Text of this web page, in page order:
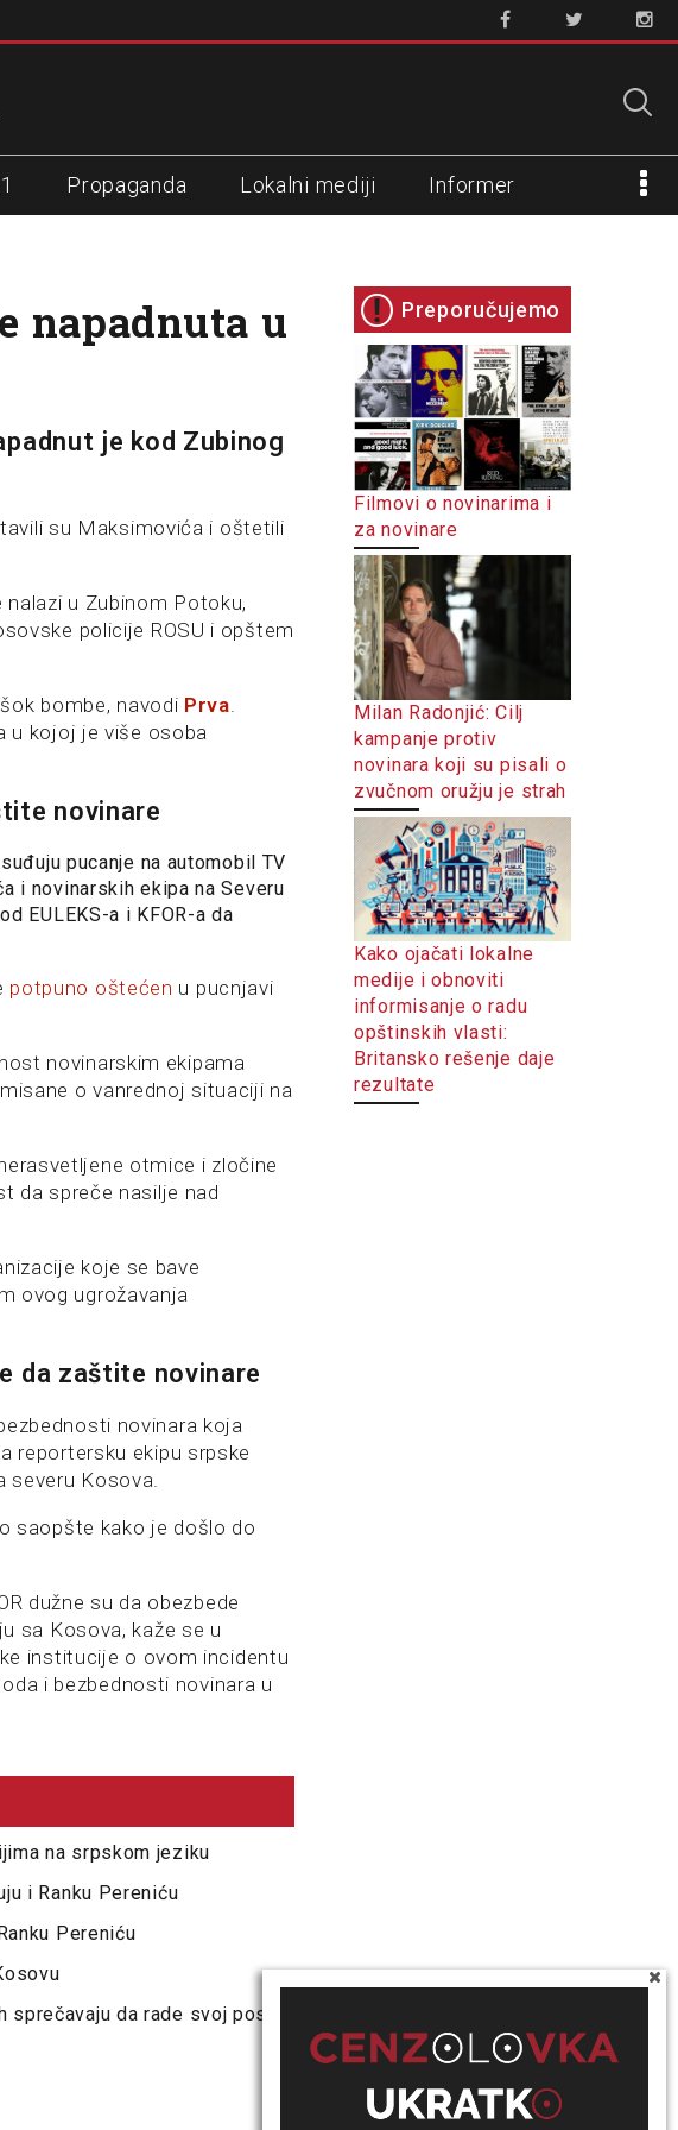
Propaganda Lokalni mediji Informer
napadnuta u
je kod Zubinog
su Maksimovića i oštetili
u Zubinom Potoku,
policije ROSU i opštem
bombe, navodi Prva.
u kojoj je više osoba
novinare
pucanje na automobil TV
i novinarskih ekipa na Severu
EULEKS-a i KFOR-a da
potpuno oštećen u pucnjavi
novinarskim ekipama
o vanrednoj situaciji na
otmice i zločine
da spreče nasilje nad
koje se bave
ovog ugrožavanja
da zaštite novinare
novinara koja
reportersku ekipu srpske
severu Kosova.
saopšte kako je došlo do
dužne su da obezbede
sa Kosova, kaže se u
institucije o ovom incidentu
i bezbednosti novinara u
na srpskom jeziku
i Ranku Pereniću
Pereniću
da rade svoj posao
Preporučujemo
Filmovi o novinarima i
za novinare
Milan Radonjić: Cilj
kampanje protiv
novinara koji su pisali o
zvučnom oružju je strah
Kako ojačati lokalne
medije i obnoviti
informisanje o radu
opštinskih vlasti:
Britansko rešenje daje
rezultate